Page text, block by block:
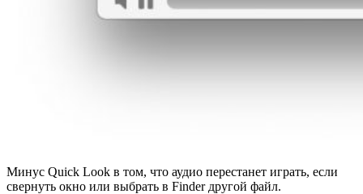
Минус Quick Look в том, что аудио перестанет играть, если
свернуть окно или выбрать в Finder другой файл.